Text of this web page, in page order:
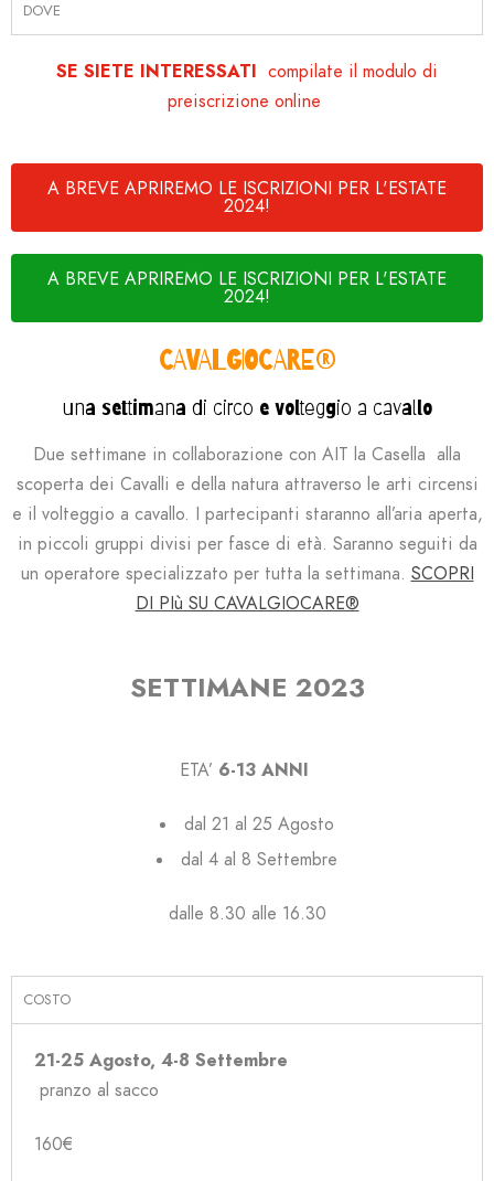
DOVE
SE SIETE INTERESSATI compilate il modulo di
preiscrizione online
A BREVE APRIREMO LE ISCRIZIONI PER L'ESTATE
2024!
A BREVE APRIREMO LE ISCRIZIONI PER L'ESTATE
2024!
CAVALGIOCARE®
una settimana di circo e volteggio a cavallo
Due settimane in collaborazione con AIT la Casella alla
scoperta dei Cavalli e della natura attraverso le arti circensi
e il volteggio a cavallo. I partecipanti staranno all’aria aperta,
in piccoli gruppi divisi per fasce di età. Saranno seguiti da
un operatore specializzato per tutta la settimana. SCOPRI
DI PIù SU CAVALGIOCARE®
SETTIMANE 2023
ETA’ 6-13 ANNI
dal 21 al 25 Agosto
dal 4 al 8 Settembre
dalle 8.30 alle 16.30
COSTO
21-25 Agosto, 4-8 Settembre
pranzo al sacco
160€